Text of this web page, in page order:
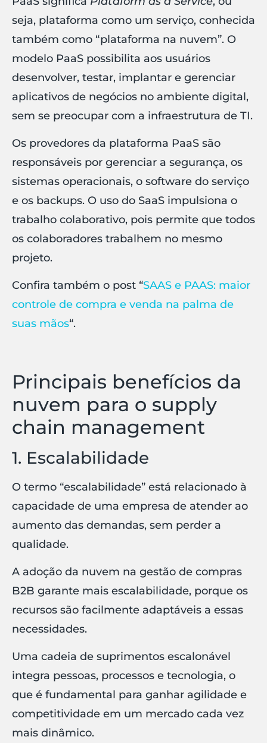
seja, plataforma como um serviço, conhecida
também como “plataforma na nuvem”. O
modelo PaaS possibilita aos usuários
desenvolver, testar, implantar e gerenciar
aplicativos de negócios no ambiente digital,
sem se preocupar com a infraestrutura de TI.
Os provedores da plataforma PaaS são
responsáveis por gerenciar a segurança, os
sistemas operacionais, o software do serviço
e os backups. O uso do SaaS impulsiona o
trabalho colaborativo, pois permite que todos
os colaboradores trabalhem no mesmo
projeto.
Confira também o post “SAAS e PAAS: maior
controle de compra e venda na palma de
suas mãos“.
Principais benefícios da
nuvem para o supply
chain management
1. Escalabilidade
O termo “escalabilidade” está relacionado à
capacidade de uma empresa de atender ao
aumento das demandas, sem perder a
qualidade.
A adoção da nuvem na gestão de compras
B2B garante mais escalabilidade, porque os
recursos são facilmente adaptáveis a essas
necessidades.
Uma cadeia de suprimentos escalonável
integra pessoas, processos e tecnologia, o
que é fundamental para ganhar agilidade e
competitividade em um mercado cada vez
mais dinâmico.